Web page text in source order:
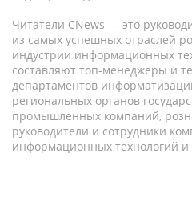
Читатели CNews — это
из самых успешных отраслей
индустрии информационных
составляют топ-менеджеры и
департаментов
региональных органов
промышленных компаний,
руководители и сотрудники
информационных технологий и